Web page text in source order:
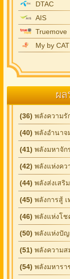
DTAC
AIS
Truemove
My by CAT
ผ
(36) พลังความรั
(40) พลังอำนาจ
(41) พลังมหาจัก
(42) พลังแห่งค
(44) พลังส่งเสริ
(45) พลังการสู้
(46) พลังแห่งโช
(50) พลังแห่งปั
(51) พลังความ
(54) พลังมหารา